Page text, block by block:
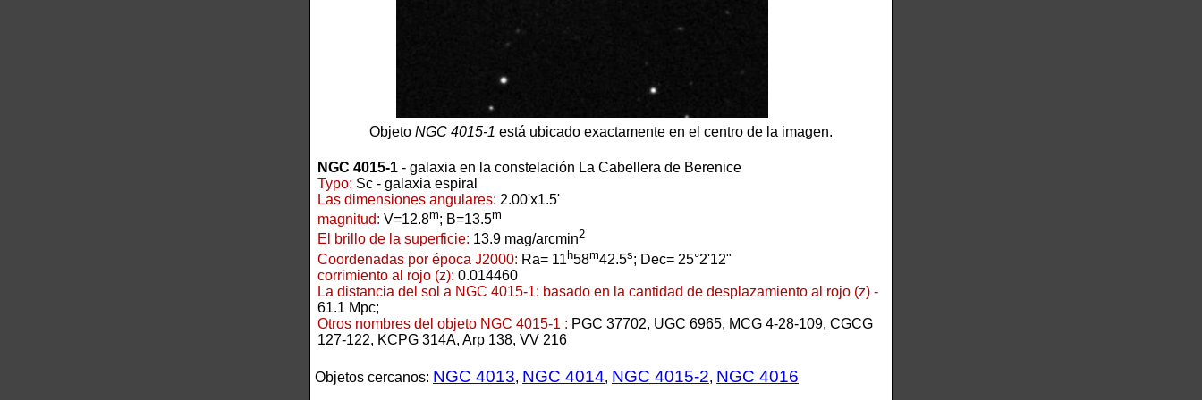
Objeto NGC 4015-1 está ubicado exactamente en el centro de la imagen.
NGC 4015-1 - galaxia en la constelación La Cabellera de Berenice
Typo: Sc - galaxia espiral
Las dimensiones angulares: 2.00'x1.5'
magnitud: V=12.8m; B=13.5m
El brillo de la superficie: 13.9 mag/arcmin2
Coordenadas por época J2000: Ra= 11 h58m42.5s; Dec= 25°2'12"
corrimiento al rojo (z): 0.014460
La distancia del sol a NGC 4015-1: basado en la cantidad de desplazamiento al rojo (z) -
61.1 Mpc;
Otros nombres del objeto NGC 4015-1 : PGC 37702, UGC 6965, MCG 4-28-109, CGCG
127-122, KCPG 314A, Arp 138, VV 216
Objetos cercanos: NGC 4013, NGC 4014, NGC 4015-2, NGC 4016